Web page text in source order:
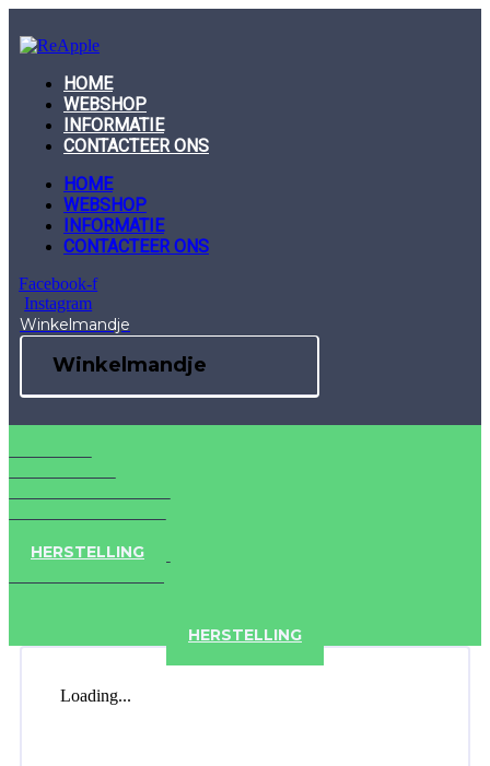
to
content
HOME
WEBSHOP
INFORMATIE
CONTACTEER ONS
HOME
WEBSHOP
INFORMATIE
CONTACTEER ONS
Facebook-f
Instagram
Winkelmandje
Winkelmandje
HERSTELLING
HERSTELLING
Loading...